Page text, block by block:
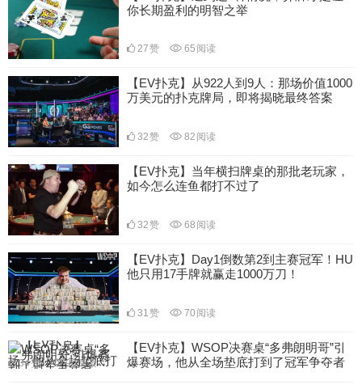
你长期盈利的明智之举
27赞 65 阅读
【EV扑克】从922人到9人：那场价值1000
万美元的扑克牌局，即将揭晓最终答案
32赞 82 阅读
【EV扑克】当年横扫牌桌的那批老玩家，
如今怎么连鱼都打不过了
32赞 68 阅读
【EV扑克】Day1倒数第2到主赛冠军！HU
他只用17手牌就赢走1000万刀！
31赞 70 阅读
【EV扑克】WSOP决赛桌“多弗朗明哥”引
爆赛场，他从全场垫底打到了冠军争夺者
34赞 90阅读